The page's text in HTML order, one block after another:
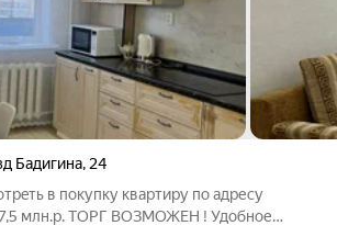
Бадигина, 24
в покупку квaртиpу по адресу
7,5 млн.р. ТОРГ ВОЗМОЖЕН ! Удобнoе